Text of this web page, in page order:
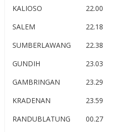
KALIOSO
22.00
SALEM
22.18
SUMBERLAWANG
22.38
GUNDIH
23.03
GAMBRINGAN
23.29
KRADENAN
23.59
RANDUBLATUNG
00.27